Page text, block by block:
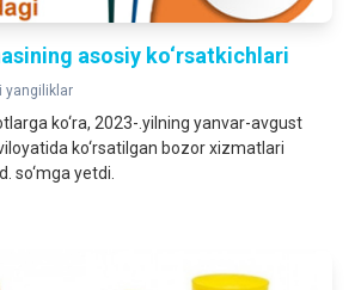
asosiy ko‘rsatkichlari
yangiliklar
ko‘ra, 2023-.yilning yanvar-avgust
ko‘rsatilgan bozor xizmatlari
so‘mga yetdi.